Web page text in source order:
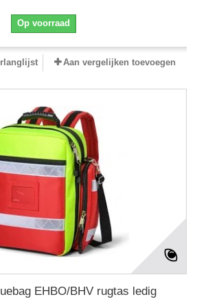
Op voorraad
Aan vergelijken toevoegen
EHBO/BHV rugtas ledig